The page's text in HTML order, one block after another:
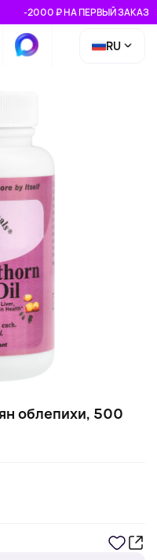
-2000 ₽ НА ПЕРВЫЙ ЗАКАЗ
RU
облепихи, 500